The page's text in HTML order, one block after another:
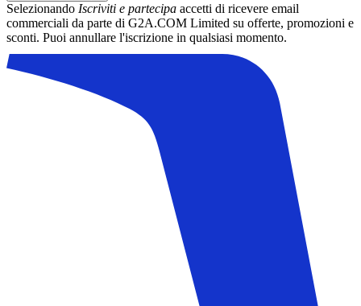
Selezionando Iscriviti e partecipa accetti di ricevere email
commerciali da parte di G2A.COM Limited su offerte, promozioni e
sconti. Puoi annullare l'iscrizione in qualsiasi momento.